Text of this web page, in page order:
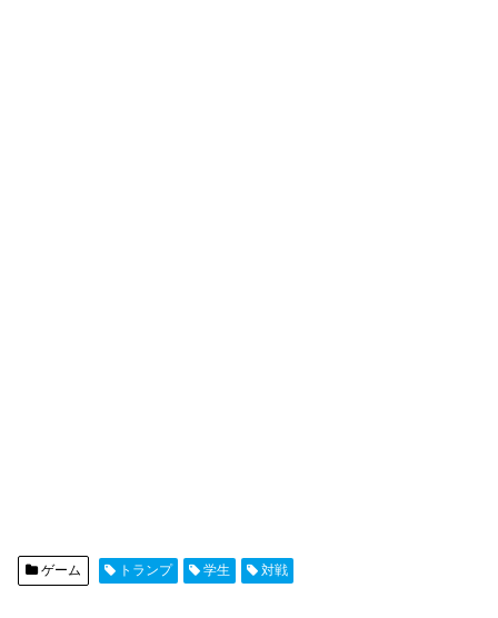
ゲーム トランプ 学生 対戦